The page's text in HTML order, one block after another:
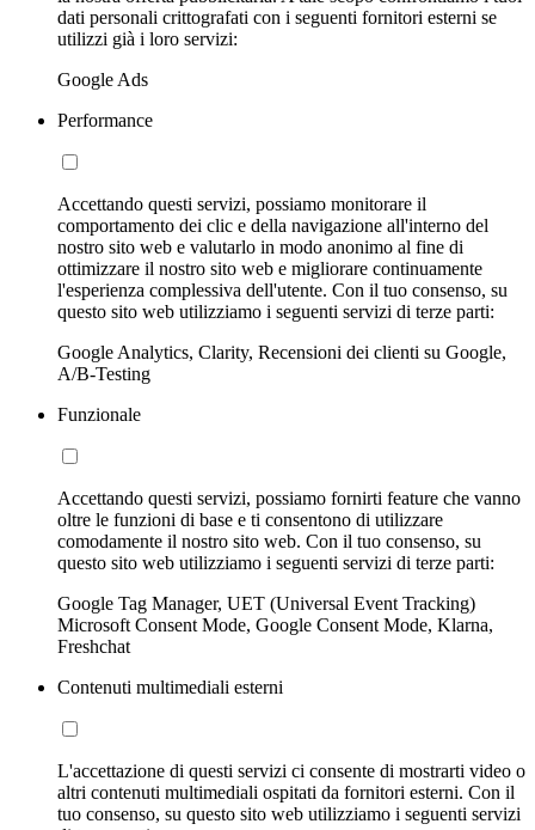
dati personali crittografati con i seguenti fornitori esterni se
utilizzi già i loro servizi:
Google Ads
Performance
Accettando questi servizi, possiamo monitorare il
comportamento dei clic e della navigazione all'interno del
nostro sito web e valutarlo in modo anonimo al fine di
ottimizzare il nostro sito web e migliorare continuamente
l'esperienza complessiva dell'utente. Con il tuo consenso, su
questo sito web utilizziamo i seguenti servizi di terze parti:
Google Analytics, Clarity, Recensioni dei clienti su Google,
A/B-Testing
Funzionale
Accettando questi servizi, possiamo fornirti feature che vanno
oltre le funzioni di base e ti consentono di utilizzare
comodamente il nostro sito web. Con il tuo consenso, su
questo sito web utilizziamo i seguenti servizi di terze parti:
Google Tag Manager, UET (Universal Event Tracking)
Microsoft Consent Mode, Google Consent Mode, Klarna,
Freshchat
Contenuti multimediali esterni
L'accettazione di questi servizi ci consente di mostrarti video o
altri contenuti multimediali ospitati da fornitori esterni. Con il
tuo consenso, su questo sito web utilizziamo i seguenti servizi